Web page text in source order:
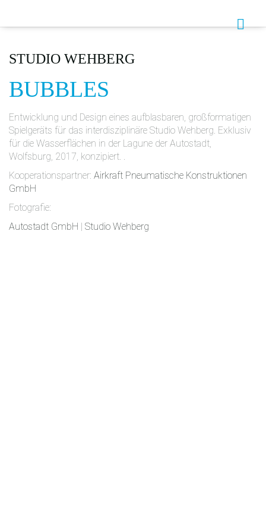
STUDIO WEHBERG
BUBBLES
Entwicklung und Design eines aufblasbaren, großformatigen
Spielgeräts für das interdisziplinäre Studio Wehberg. Exklusiv
für die Wasserflächen in der Lagune der Autostadt,
Wolfsburg, 2017, konzipiert. .
Kooperationspartner: Airkraft Pneumatische Konstruktionen
GmbH
Fotografie:
Autostadt GmbH | Studio Wehberg